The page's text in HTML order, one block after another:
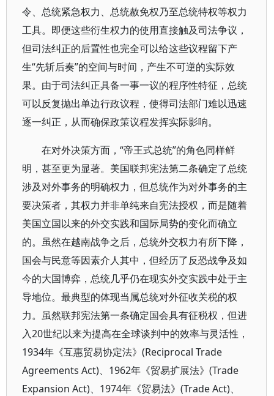
令、总统紧急权力、总统赦免权乃至总统特权等权力
工具。即便这些衍生权力的使用直接触及司法争议，
但司法纠正的后置性也完全可以给这些议程留下产
生“先斩后奏”的空间与时间，产生不可逆的实际效
果。由于司法纠正具备一事一议的程序性特征，总统
可以反复抛出单边行政议程，使得司法部门难以迅速
逐一纠正，从而确保政策议程发挥实际影响。
在对外决策方面，“帝王式总统”的角色同样鲜
明，甚至更为显著。美国联邦宪法第二条确定了总统
涉及对外事务的明确权力，但总统作为对外事务的主
要决策者，其权力并非单纯来自宪法授权，而是随着
美国立国以来的外交实践和国际局势的变化而确立
的。虽然在越南战争之后，总统外交权力有所下降，
国会与民意等因素介人其中，但经历了反恐战争及如
今的大国博弈，总统几乎仍在现实外交实践中处于主
导地位。最典型的体现当属总统对外征收关税的权
力。虽然联邦宪法第一条确定国会具有征税权，但进
入20世纪以来为提高在全球谈判中的效率与灵活性，
1934年《互惠贸易协定法》(Reciprocal Trade
Agreements Act)、1962年《贸易扩展法》(Trade
Expansion Act)、1974年《贸易法》(Trade Act)、